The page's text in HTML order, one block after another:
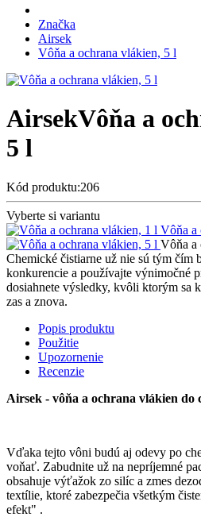
Značka
Airsek
Vôňa a ochrana vlákien, 5 l
AirsekVôňa a
5 l
Kód produktu:206
Vyberte si variantu
Vôňa a
Vôňa a
Chemické čistiarne už nie sú tým čím
konkurencie a používajte výnimočné
dosiahnete výsledky, kvôli ktorým sa
zas a znova.
Popis produktu
Použitie
Upozornenie
Recenzie
Airsek - vôňa a ochrana vlákien do
Vďaka tejto vôni budú aj odevy po
voňať. Zabudnite už na nepríjemné
obsahuje výťažok zo silíc a zmes
textílie, ktoré zabezpečia všetkým
efekt" .